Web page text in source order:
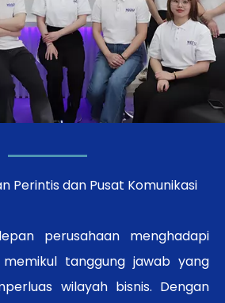
Perintis dan Pusat Komunikasi
perusahaan menghadapi
tanggung jawab yang
wilayah bisnis. Dengan